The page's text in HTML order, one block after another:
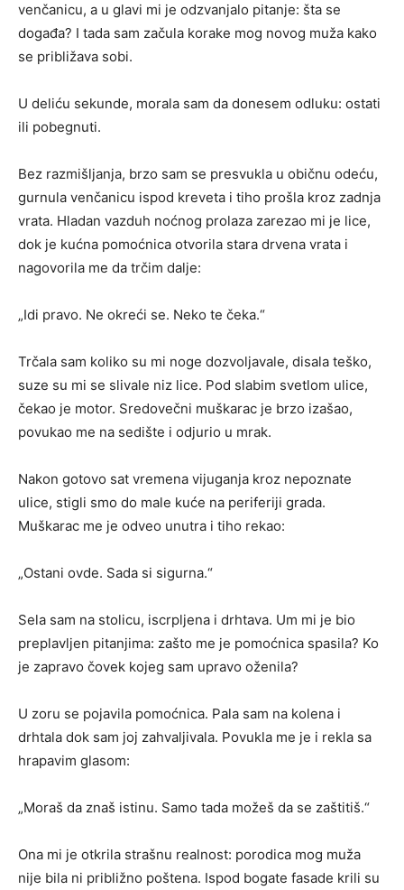
venčanicu, a u glavi mi je odzvanjalo pitanje: šta se
događa? I tada sam začula korake mog novog muža kako
se približava sobi.
U deliću sekunde, morala sam da donesem odluku: ostati
ili pobegnuti.
Bez razmišljanja, brzo sam se presvukla u običnu odeću,
gurnula venčanicu ispod kreveta i tiho prošla kroz zadnja
vrata. Hladan vazduh noćnog prolaza zarezao mi je lice,
dok je kućna pomoćnica otvorila stara drvena vrata i
nagovorila me da trčim dalje:
„Idi pravo. Ne okreći se. Neko te čeka.“
Trčala sam koliko su mi noge dozvoljavale, disala teško,
suze su mi se slivale niz lice. Pod slabim svetlom ulice,
čekao je motor. Sredovečni muškarac je brzo izašao,
povukao me na sedište i odjurio u mrak.
Nakon gotovo sat vremena vijuganja kroz nepoznate
ulice, stigli smo do male kuće na periferiji grada.
Muškarac me je odveo unutra i tiho rekao:
„Ostani ovde. Sada si sigurna.“
Sela sam na stolicu, iscrpljena i drhtava. Um mi je bio
preplavljen pitanjima: zašto me je pomoćnica spasila? Ko
je zapravo čovek kojeg sam upravo oženila?
U zoru se pojavila pomoćnica. Pala sam na kolena i
drhtala dok sam joj zahvaljivala. Povukla me je i rekla sa
hrapavim glasom:
„Moraš da znaš istinu. Samo tada možeš da se zaštitiš.“
Ona mi je otkrila strašnu realnost: porodica mog muža
nije bila ni približno poštena. Ispod bogate fasade krili su